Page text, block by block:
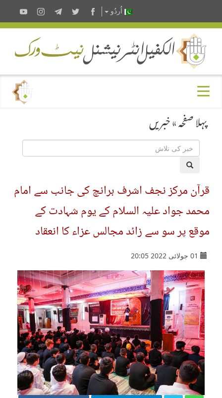
اُردُو
پہلا صفحہ»خبریں
قرآن مرکز نجف اشرف برانچ کی جانب سے امام
محمد جواد علیہ السلام کے یوم شہادت کے
موقع پر سو سے زائد مجالس عزاء کا انعقاد
01 جولائی 2022 20:05